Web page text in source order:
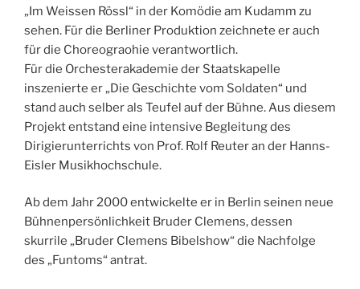
„Im Weissen Rössl“ in der Komödie am Kudamm zu
sehen. Für die Berliner Produktion zeichnete er auch
für die Choreograohie verantwortlich.
Für die Orchesterakademie der Staatskapelle
inszenierte er „Die Geschichte vom Soldaten“ und
stand auch selber als Teufel auf der Bühne. Aus diesem
Projekt entstand eine intensive Begleitung des
Dirigierunterrichts von Prof. Rolf Reuter an der Hanns-
Eisler Musikhochschule.
Ab dem Jahr 2000 entwickelte er in Berlin seinen neue
Bühnenpersönlichkeit Bruder Clemens, dessen
skurrile „Bruder Clemens Bibelshow“ die Nachfolge
des „Funtoms“ antrat.